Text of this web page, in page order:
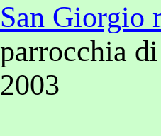
San Giorgio
parrocchia
2003